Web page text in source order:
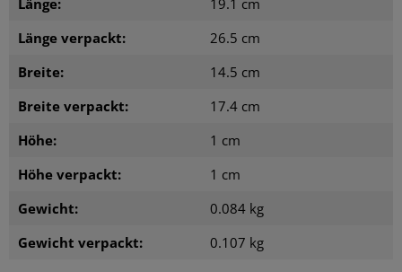
Länge:
19.1 cm
Länge verpackt:
26.5 cm
Breite:
14.5 cm
Breite verpackt:
17.4 cm
Höhe:
1 cm
Höhe verpackt:
1 cm
Gewicht:
0.084 kg
Gewicht verpackt:
0.107 kg